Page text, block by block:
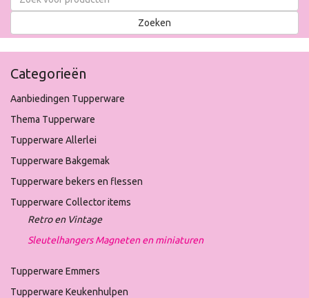
Categorieën
Aanbiedingen Tupperware
Thema Tupperware
Tupperware Allerlei
Tupperware Bakgemak
Tupperware bekers en flessen
Tupperware Collector items
Retro en Vintage
Sleutelhangers Magneten en miniaturen
Tupperware Emmers
Tupperware Keukenhulpen